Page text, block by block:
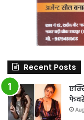
Recent Posts